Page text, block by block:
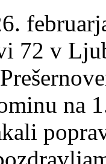
72 v
na